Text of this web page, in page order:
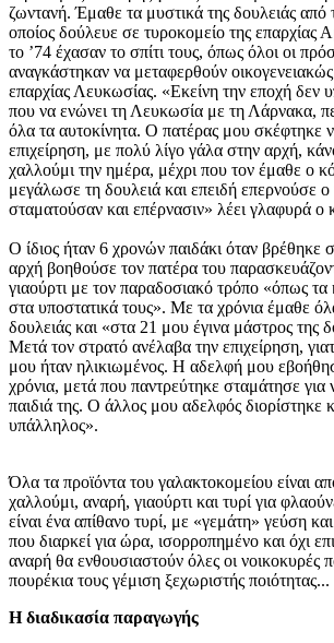
ζωντανή. Έμαθε τα μυστικά της δουλειάς από
οποίος δούλευε σε τυροκομείο της
το ’74 έχασαν το σπίτι τους, όπως όλοι οι
αναγκάστηκαν να μεταφερθούν
επαρχίας Λευκωσίας. «Εκείνη την εποχή δεν
που να ενώνει τη Λευκωσία με τη Λάρνακα,
όλα τα αυτοκίνητα. Ο πατέρας μου σκέφτηκε
επιχείρηση, με πολύ λίγο γάλα στην αρχή,
χαλλούμι την ημέρα, μέχρι που τον έμαθε ο
μεγάλωσε τη δουλειά και επειδή επερνούσε
σταματούσαν και επέρνασιν» λέει γλαφυρά
Ο ίδιος ήταν 6 χρονών παιδάκι όταν βρέθηκε
αρχή βοηθούσε τον πατέρα του
γιαούρτι με τον παραδοσιακό τρόπο «όπως τα
στα υποστατικά τους». Με τα χρόνια έμαθε
δουλειάς και «στα 21 μου έγινα μάστρος της
Μετά τον στρατό ανέλαβα την επιχείρηση,
μου ήταν ηλικιωμένος. Η αδελφή μου
χρόνια, μετά που παντρεύτηκε σταμάτησε για
παιδιά της. Ο άλλος μου αδελφός διορίστηκε
υπάλληλος».
Όλα τα προϊόντα του γαλακτοκομείου είναι
χαλλούμι, αναρή, γιαούρτι και τυρί για
είναι ένα απίθανο τυρί, με «γεμάτη» γεύση
που διαρκεί για ώρα, ισορροπημένο και όχι
αναρή θα ενθουσιαστούν όλες οι νοικοκυρές
πουρέκια τους γέμιση ξεχωριστής ποιότητας...
Η διαδικασία παραγωγής